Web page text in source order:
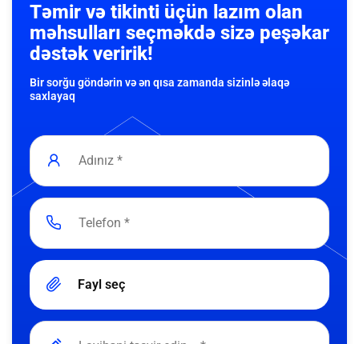
Təmir və tikinti üçün lazım olan
məhsulları seçməkdə sizə peşəkar
dəstək veririk!
Bir sorğu göndərin və ən qısa zamanda sizinlə əlaqə
saxlayaq
Fayl seç